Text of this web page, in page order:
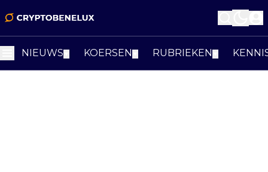
NIEUWS KOERSEN RUBRIEKEN